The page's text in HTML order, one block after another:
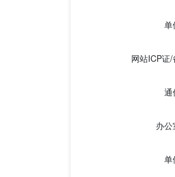
单
网站ICP证
通
办
单